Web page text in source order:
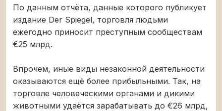
По данным отчёта, данные которого публикует
издание Der Spiegel, торговля людьми
ежегодно приносит преступным сообществам
€25 млрд.
Впрочем, иные виды незаконной деятельности
оказываются ещё более прибыльными. Так, на
торговле человеческими органами и дикими
животными удаётся зарабатывать до €26 млрд,